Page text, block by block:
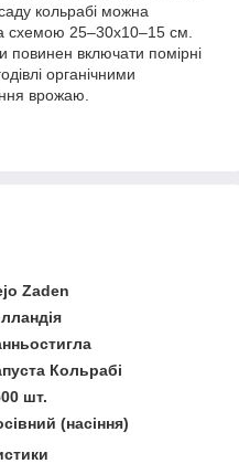
кольрабі можна
схемою 25–30х10–15 см.
включати помірні
органічними
врожаю.
Zaden
Кольрабі
шт.
(насіння)